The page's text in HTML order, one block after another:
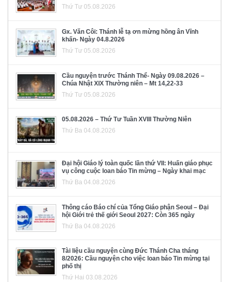
Thứ Tư 05.08.2026
Gx. Văn Côi: Thánh lễ tạ ơn mừng hồng ân Vĩnh
khấn- Ngày 04.8.2026
Thứ Tư 05.08.2026
Cầu nguyện trước Thánh Thể- Ngày 09.08.2026 –
Chúa Nhật XIX Thường niên – Mt 14,22-33
Thứ Tư 05.08.2026
05.08.2026 – Thứ Tư Tuần XVIII Thường Niên
Thứ Ba 04.08.2026
Đại hội Giáo lý toàn quốc lần thứ VII: Huấn giáo phục
vụ công cuộc loan báo Tin mừng – Ngày khai mạc
Thứ Ba 04.08.2026
Thông cáo Báo chí của Tổng Giáo phận Seoul – Đại
hội Giới trẻ thế giới Seoul 2027: Còn 365 ngày
Thứ Ba 04.08.2026
Tài liệu cầu nguyện cùng Đức Thánh Cha tháng
8/2026: Cầu nguyện cho việc loan báo Tin mừng tại
phố thị
Thứ Hai 03.08.2026